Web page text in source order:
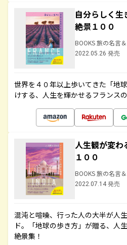
自分らしく生
絶景１００
BOOKS 旅の名言
2022.05.26 発売
世界を４０年以上歩いてきた「地
けする、人生を輝かせるフランス
人生観が変わ
１００
BOOKS 旅の名言
2022.07.14 発売
混沌と喧噪、行った人の大半が人
ド。「地球の歩き方」が贈る、人
絶景集！